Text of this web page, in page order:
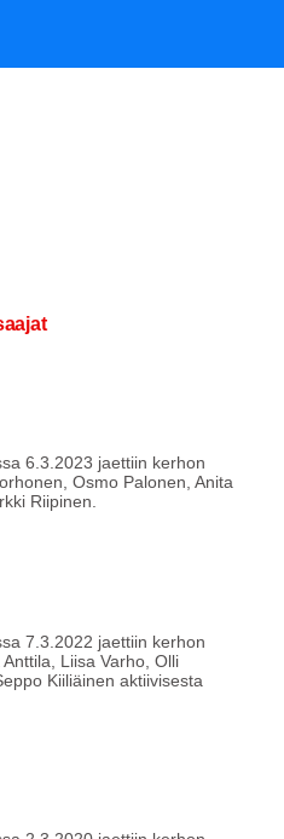
6.3.2023 jaettiin kerhon
Osmo Palonen, Anita
Riipinen.
7.3.2022 jaettiin kerhon
Liisa Varho, Olli
Kiiliäinen aktiivisesta